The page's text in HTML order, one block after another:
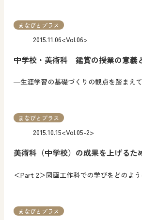
中学校・美術科 鑑賞の授業の意義
―生涯学習の基礎づくりの観点を踏まえ
2015.11.06<Vol.06>
まなびとプラス
美術科（中学校）の成果を上げるた
＜Part 2＞図画工作科での学びをどのよ
2015.10.15<Vol.05-2>
まなびとプラス
まなびとプラス